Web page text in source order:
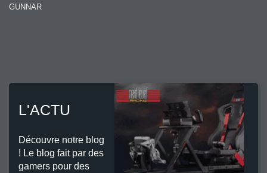
GUNNAR
L'ACTU
Découvre notre blog
! Le blog fait par des
gamers pour des